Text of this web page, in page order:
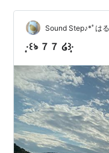
Sound Step♪*ﾟは
·̩͙꒰ঌ ７７ ໒꒱·̩͙